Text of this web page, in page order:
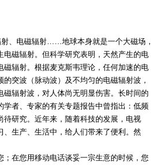
、电磁辐射……地球本身就是一个大磁场，
磁辐射。但科学研究表明，天然产生的电
辐射。根据麦克斯韦理论，任何加速的电
突波（脉动波）及不均匀的电磁辐射波，
辐射波，对人体尚无明显伤害。长时间的
者、专家的有关专题报告中曾指出：低频
研究。近年来，随着科技的发展，电视
生产、生活中，给人们带来了便利。然
在您用移动电话谈妥一宗生意的时候，您